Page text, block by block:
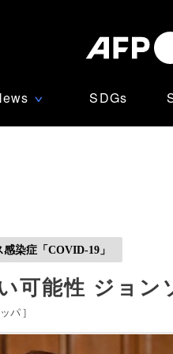
∨ SDGs
染症「COVID-19」
可能性 ジョン
パ ]